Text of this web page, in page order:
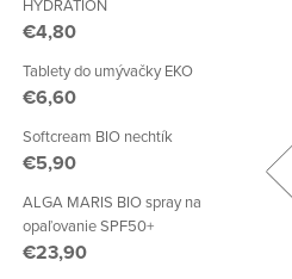
HYDRATION
€4,80
Tablety do umývačky EKO
€6,60
Softcream BIO nechtík
€5,90
ALGA MARIS BIO spray na
opaľovanie SPF50+
€23,90
Sprchový gél OBJATIE
€10,20